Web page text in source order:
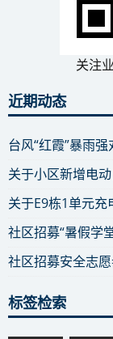
关注
近期动态
台风“红霞”暴雨
关于小区新增电
关于E9栋1单元
社区招募“暑假学
社区招募安全志
标签检索